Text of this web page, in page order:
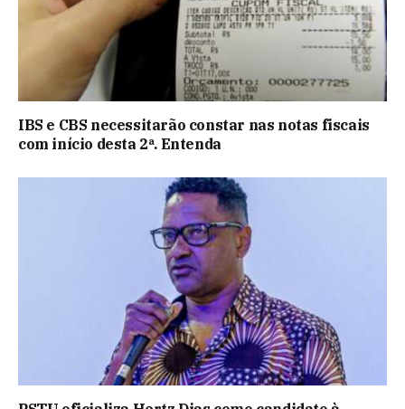
IBS e CBS necessitarão constar nas notas fiscais
com início desta 2ª. Entenda